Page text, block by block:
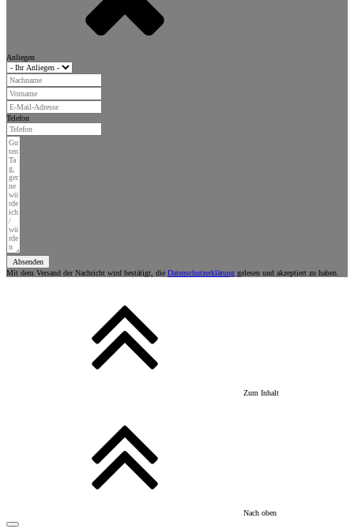
Anliegen
Telefon
Absenden
Mit dem Versand der Nachricht wird bestätigt, die Datenschutzerklärung gelesen und akzeptiert zu haben.
Zum Inhalt
Nach oben